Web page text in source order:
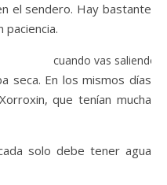
el sendero. Hay bastante
paciencia.
cuando vas saliendo
seca. En los mismos días
que tenían mucha
solo debe tener agua